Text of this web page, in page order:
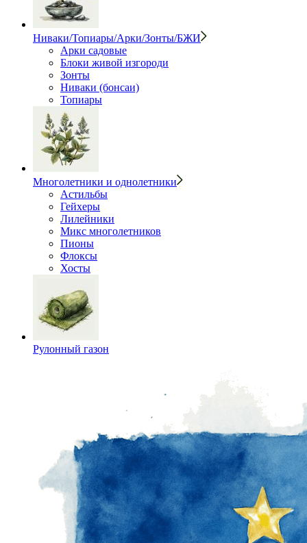
Ниваки/Топиары/Арки/Зонты/БЖИ
Арки садовые
Блоки живой изгороди
Зонты
Ниваки (бонсаи)
Топиары
Многолетники и однолетники
Астильбы
Гейхеры
Лилейники
Микс многолетников
Пионы
Флоксы
Хосты
Рулонный газон